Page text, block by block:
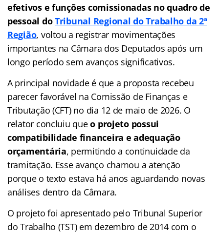
efetivos e funções comissionadas no quadro de
pessoal doTribunal Regional do Trabalho da 2ª
Região, voltou a registrar movimentações
importantes na Câmara dos Deputados após um
longo período sem avanços significativos.
A principal novidade é que a proposta recebeu
parecer favorável na Comissão de Finanças e
Tributação (CFT) no dia 12 de maio de 2026. O
relator concluiu queo projeto possui
compatibilidade financeira e adequação
orçamentária, permitindo a continuidade da
tramitação. Esse avanço chamou a atenção
porque o texto estava há anos aguardando novas
análises dentro da Câmara.
O projeto foi apresentado pelo Tribunal Superior
do Trabalho (TST) em dezembro de 2014 com o